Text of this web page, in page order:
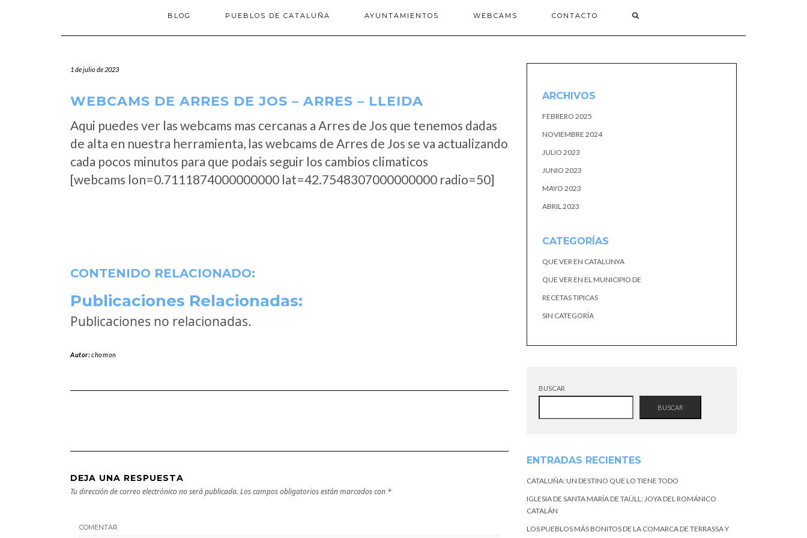
BLOG PUEBLOS DE CATALUÑA AYUNTAMIENTOS WEBCAMS CONTACTO
1 de julio de 2023
WEBCAMS DE ARRES DE JOS – ARRES – LLEIDA
Aqui puedes ver las webcams mas cercanas a Arres de Jos que tenemos dadas
de alta en nuestra herramienta, las webcams de Arres de Jos se va actualizando
cada pocos minutos para que podais seguir los cambios climaticos
[webcams lon=0.7111874000000000 lat=42.7548307000000000 radio=50]
CONTENIDO RELACIONADO:
Publicaciones Relacionadas:
Publicaciones no relacionadas.
Autor:chomon
DEJA UNA RESPUESTA
Tu dirección de correo electrónico no será publicada. Los campos obligatorios están marcados con *
COMENTAR
ARCHIVOS
FEBRERO 2025
NOVIEMBRE 2024
JULIO 2023
JUNIO 2023
MAYO 2023
ABRIL 2023
CATEGORÍAS
QUE VER EN CATALUNYA
QUE VER EN EL MUNICIPIO DE
RECETAS TIPICAS
SIN CATEGORÍA
BUSCAR
BUSCAR
ENTRADAS RECIENTES
CATALUÑA: UN DESTINO QUE LO TIENE TODO
IGLESIA DE SANTA MARÍA DE TAÜLL: JOYA DEL ROMÁNICO
CATALÁN
LOS PUEBLOS MÁS BONITOS DE LA COMARCA DE TERRASSA Y